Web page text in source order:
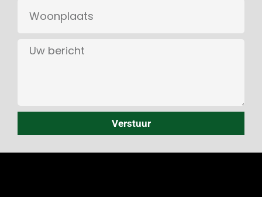
Verstuur